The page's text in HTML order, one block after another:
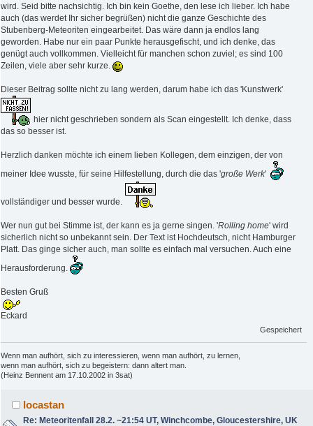
wird. Seid bitte nachsichtig. Ich bin kein Goethe, den lese ich lieber. Ich habe
auch (das werdet Ihr sicher begrüßen) nicht die ganze Geschichte des
Stubenberg-Meteoriten eingearbeitet. Das wäre dann ja endlos lang
geworden. Habe nur ein paar Punkte herausgefischt, und ich denke, das
genügt auch vollkommen. Vielleicht für manchen schon zuviel; es sind 100
Zeilen, viele aber sehr kurze.
Dieser Beitrag sollte nicht zu lang werden, darum habe ich das 'Kunstwerk'
hier nicht geschrieben sondern als Scan eingestellt. Ich denke, dass
das so besser ist.
Herzlich danken möchte ich einem lieben Kollegen, dem einzigen, der von
meiner Idee wusste, für seine Hilfestellung, durch die das 'große Werk'
vollständiger und besser wurde.
Wer nun gut bei Stimme ist, der kann es ja gerne singen. 'Rolling home' wird
sicherlich nicht so unbekannt sein. Der Text ist Hochdeutsch, nicht Hamburger
Platt. Das ginge sicher auch, man sollte es einfach mal versuchen. Auch eine
Herausforderung.
Besten Gruß
Eckard
Gespeichert
Wenn man aufhört, sich zu interessieren, wenn man aufhört, zu lernen,
wenn man aufhört, sich zu begeistern: dann altert man.
(Heinz Bennent am 17.10.2002 in 3sat)
locastan
Re: Meteoritenfall 28.2. ~21:54 UT, Winchcombe, Gloucestershire, UK